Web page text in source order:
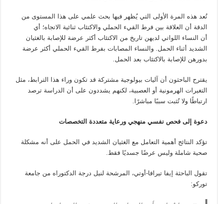
تُعد هذه المرة الأولى التي يُظهر فيها بحث علمي على هذا المستوى من
الدقة أن العلاقة بين فرط القيء الحملي والاكتئاب ثنائية الاتجاه؛ أي
أن النساء اللواتي لديهن تاريخ من الاكتئاب أكثر عرضة للإصابة بالغثيان
الشديد أثناء الحمل. والنساء المصابات بفرط القيء الحملي أكثر عرضة
بدورهن للإصابة بالاكتئاب بعد الحمل.
يقترح الباحثون أن آليات بيولوجية مشتركة قد تكون وراء هذا الترابط، مثل
التغيرات الهرمونية أو العصبية، لكنهم يشددون على أن الدراسة ترصد
ارتباطًا ولا تُثبت سببًا مباشرًا.
دعوة إلى فحص نفسي منهجي ورعاية متعددة التخصصات
تؤكد النتائج أهمية التعامل مع الغثيان الشديد في الحمل على أنه مشكلة
صحية شاملة وليس عرضًا جسديًا فقط.
تقول الباحثة إيفا تيرافا-أوتي، المرشحة لنيل درجة الدكتوراه من جامعة
توركو: